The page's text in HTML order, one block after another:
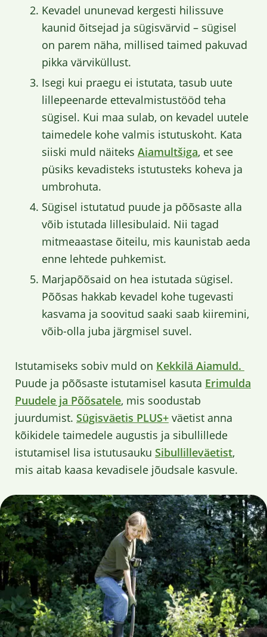
Kevadel ununevad kergesti hilissuve
kaunid õitsejad ja sügisvärvid – sügisel
on parem näha, millised taimed pakuvad
pikka värviküllust.
Isegi kui praegu ei istutata, tasub uute
lillepeenarde ettevalmistustööd teha
sügisel. Kui maa sulab, on kevadel uutele
taimedele kohe valmis istutuskoht. Kata
siiski muld näiteks Aiamultšiga, et see
püsiks kevadisteks istutusteks koheva ja
umbrohuta.
Sügisel istutatud puude ja põõsaste alla
võib istutada lillesibulaid. Nii tagad
mitmeaastase õiteilu, mis kaunistab aeda
enne lehtede puhkemist.
Marjapõõsaid on hea istutada sügisel.
Põõsas hakkab kevadel kohe tugevasti
kasvama ja soovitud saaki saab kiiremini,
võib-olla juba järgmisel suvel.
Istutamiseks sobiv muld on Kekkilä Aiamuld.
Puude ja põõsaste istutamisel kasuta Erimulda
Puudele ja Põõsatele, mis soodustab
juurdumist. Sügisväetis PLUS+ väetist anna
kõikidele taimedele augustis ja sibullillede
istutamisel lisa istutusauku Sibullilleväetist,
mis aitab kaasa kevadisele jõudsale kasvule.